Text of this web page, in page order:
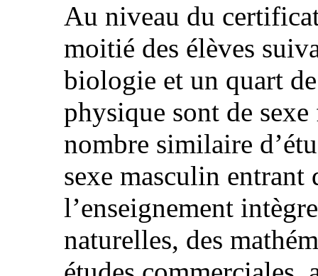
Au niveau du
moitié des élèves
biologie et un quart
physique sont de
nombre similaire
sexe masculin entrant
l’enseignement
naturelles, des